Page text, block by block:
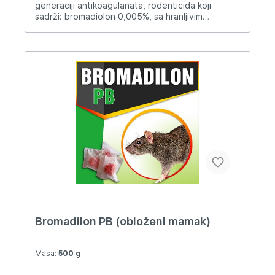
generaciji antikoagulanata, rodenticida koji
sadrži: bromadiolon 0,005%, sa hranljivim
suzbijanje glodara u domaćinstvima, javnim
objektima, industrijskim objektima, farmama,
skladištima i na polju. NAČIN PRIMJENE: Na mjestu
primjene mamak se stavlja direktno u kutije za
mamce, otporne na oštećenja i dobro zatvorene i
koje se postavljaju u blizini legla glodara i na
mjestima gdje se najviše hrane i pojavljuju.
Prilikom postavljanja mamaka koristi se zaštitna
oprema: zaštitne rukavice, zaštitno odelo,
naočare i čizme. Doza primjene biocidnog
proizvoda: Za suzbijanje pacova koristi se 100-
150 grama mamka po kutiji za mamce koje se
postavljaju u razmaku na 7-10 hranidbenih mesta
Bromadilon PB (obloženi mamak)
Masa: 500 g